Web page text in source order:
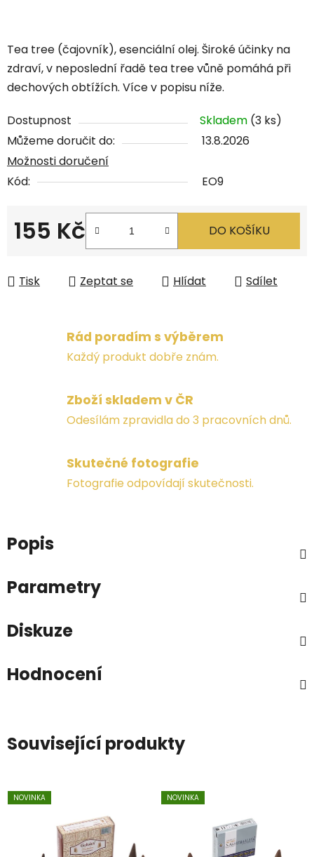
Tea tree (čajovník), esenciální olej. Široké účinky na
zdraví, v neposlední řadě tea tree vůně pomáhá při
dechových obtížích. Více v popisu níže.
Dostupnost Skladem (3 ks)
Můžeme doručit do:
13.8.2026
Možnosti doručení
Kód:
EO9
155 Kč DO KOŠÍKU
Tisk Zeptat se Hlídat Sdílet
Rád poradím s výběrem
Každý produkt dobře znám.
Zboží skladem v ČR
Odesílám zpravidla do 3 pracovních dnů.
Skutečné fotografie
Fotografie odpovídají skutečnosti.
Popis
Parametry
Diskuze
Hodnocení
Související produkty
NOVINKA NOVINKA